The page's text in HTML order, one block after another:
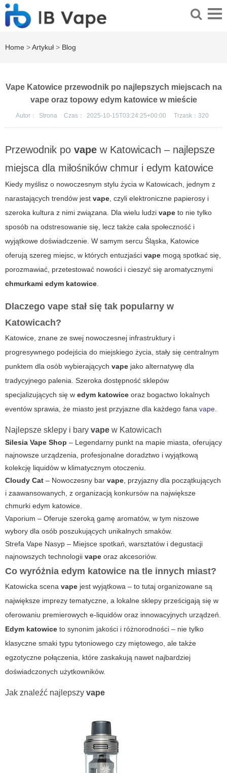
Home >Artykuł > Blog
Vape Katowice przewodnik po najlepszych miejscach na
vape oraz topowy edym katowice w mieście
Autor： Strona Czas： 2025-10-15T03:24:25+00:00 Trzask： 320
Przewodnik po vape w Katowicach – najlepsze
miejsca dla miłośników chmur i edym katowice
Kiedy myślisz o nowoczesnym stylu życia w Katowicach, jednym z
narastających trendów jest vape, czyli elektroniczne papierosy i
szeroka kultura z nimi związana. Dla wielu ludzi vape to nie tylko
sposób na odstresowanie się, lecz także cała społeczność i
wyjątkowe doświadczenie. W samym sercu Śląska, Katowice
oferują szereg miejsc, w których entuzjaści vape mogą spotkać się,
porozmawiać, przetestować nowości i cieszyć się aromatycznymi
chmurkami edym katowice.
Dlaczego vape stał się tak popularny w
Katowicach?
Katowice, znane ze swej nowoczesnej infrastruktury i
progresywnego podejścia do miejskiego życia, stały się centralnym
punktem dla osób wybierających vape jako alternatywę dla
tradycyjnego palenia. Szeroka dostępność sklepów
specjalizujących się w edym katowice oraz bogactwo lokalnych
eventów sprawia, że miasto jest przyjazne dla każdego fana vape.
Najlepsze sklepy i bary vape w Katowicach
Silesia Vape Shop – Legendarny punkt na mapie miasta, oferujący
najnowsze urządzenia, profesjonalne doradztwo i wyjątkową
kolekcję liquidów w klimatycznym otoczeniu.
Cloudy Cat – Nowoczesny bar vape, przyjazny dla początkujących
i zaawansowanych, z organizacją konkursów na największe
chmurki edym katowice.
Vaporium – Oferuje szeroką gamę aromatów, w tym niszowe
wybory dla osób poszukujących unikalnych smaków.
Strefa Vape Nasyp – Miejsce spotkań, warsztatów i degustacji
najnowszych technologii vape oraz akcesoriów.
Co wyróżnia edym katowice na tle innych miast?
Katowicka scena vape jest wyjątkowa – to tutaj organizowane są
największe imprezy tematyczne, a lokalne sklepy prześcigają się w
oferowaniu premierowych e-liquidów oraz innowacyjnych urządzeń.
Edym katowice to synonim jakości i różnorodności – nie tylko
klasyczne smaki typu tytoniowego czy miętowego, ale także
egzotyczne połączenia, które zaskakują nawet najbardziej
doświadczonych użytkowników.
Jak znaleźć najlepszy vape